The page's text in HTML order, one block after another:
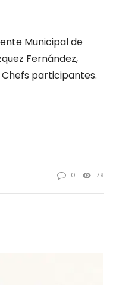
Municipal de
Fernández,
participantes.
0 79